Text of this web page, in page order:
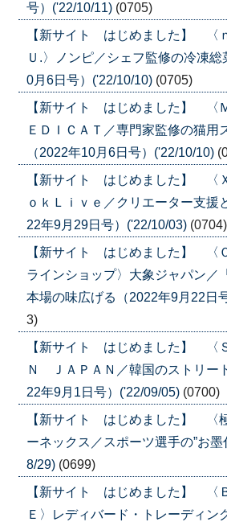
号）('22/10/11) (0705)
【新サイト はじめました】 〈
Ｕ.〉ノンピ／シェフ監修の冷凍
0月6日号）('22/10/10) (0705)
【新サイト はじめました】 〈
ＥＤＩＣＡＴ／専門家監修の猫用
（2022年10月6日号）('22/10/10)
【新サイト はじめました】 〈
ｏｋＬｉｖｅ／クリエーター支援
22年9月29日号）('22/10/03) (0704)
【新サイト はじめました】 〈
ラインショップ〉大象ジャパン／
本場の味広げる（2022年9月22日
3)
【新サイト はじめました】 〈
Ｎ ＪＡＰＡＮ／韓国のストリー
22年9月1日号）('22/09/05) (0700)
【新サイト はじめました】 〈
ーネックス／スポーツ選手の”お墨
8/29) (0699)
【新サイト はじめました】 〈
Ｅ〉レディバード・トレーディン